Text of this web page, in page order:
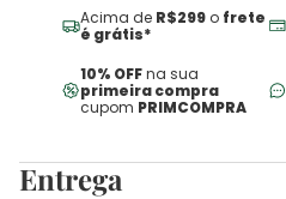
Acima de R$299 o frete
é grátis*
10% OFFna sua
primeira compra
cupom PRIMCOMPRA
Entrega